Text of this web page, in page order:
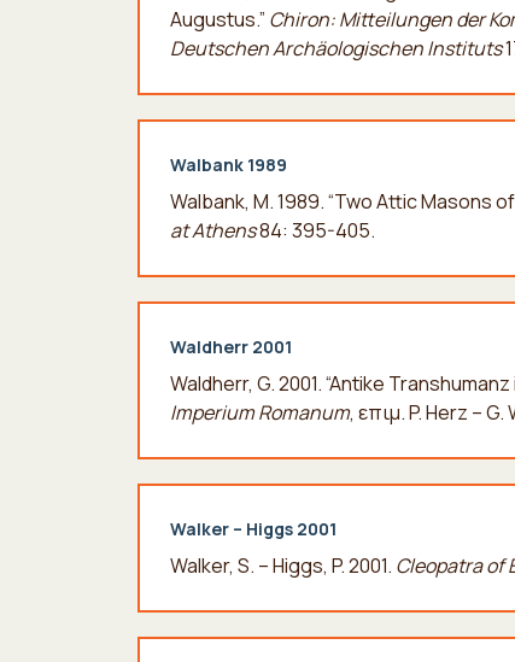
Augustus.” Chiron: Mitteilungen der
Deutschen Archäologischen Instituts
Walbank 1989
Walbank, M. 1989. “Two Attic Masons
at Athens84: 395-405.
Waldherr 2001
Waldherr, G. 2001. “Antike
Imperium Romanum, επιμ. P. Herz –
Walker – Higgs 2001
Walker, S. – Higgs, P. 2001. Cleopatra of